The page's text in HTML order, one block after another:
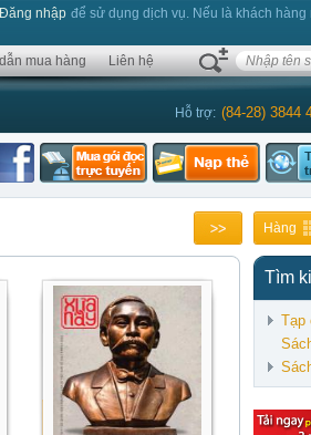
Đăng nhập để sử dụng dịch vụ. Nếu là khách hàng
mua hàng Liên hệ
Hỗ trợ: (84-28) 3844
Hàng
Tìm
Tạp